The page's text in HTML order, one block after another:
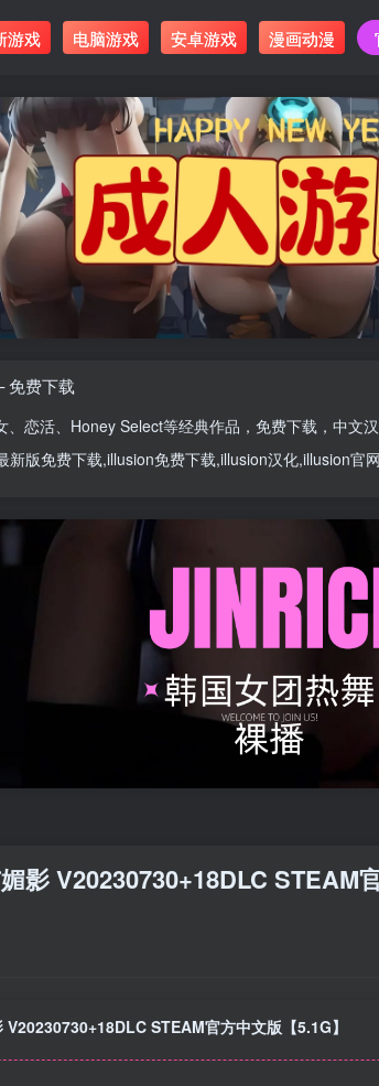
游戏 电脑游戏 安卓游戏 漫画动漫
免费下载
、 恋活、 Honey Select等经典作品，免费下载，中文
新版免费下载,illusion免费下载,illusion汉化,illusion官
影 V20230730+18DLC STEAM
V20230730+18DLC STEAM官方中文版【5.1G】